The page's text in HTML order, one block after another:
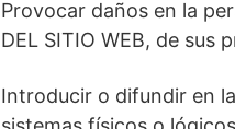
Provocar daños en la
DEL SITIO WEB, de sus
Introducir o difundir en